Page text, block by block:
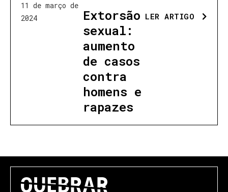
11 de março de
2024
Extorsão
sexual:
aumento
de casos
contra
homens e
rapazes
LER ARTIGO